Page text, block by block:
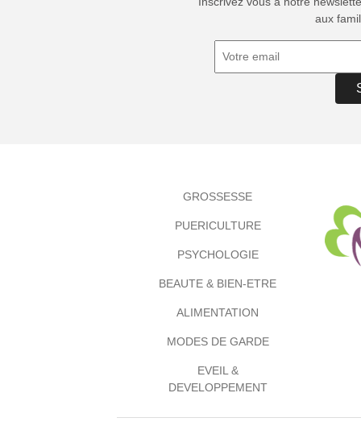
aux
GROSSESSE
PUERICULTURE
PSYCHOLOGIE
BEAUTE & BIEN-ETRE
ALIMENTATION
MODES DE GARDE
EVEIL &
DEVELOPPEMENT